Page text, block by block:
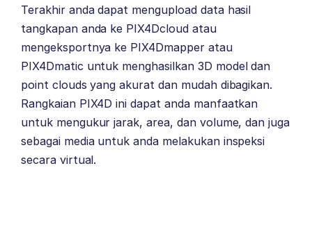
Terakhir anda dapat mengupload data hasil
tangkapan anda ke PIX4Dcloud atau
mengeksportnya ke PIX4Dmapper atau
PIX4Dmatic untuk menghasilkan 3D model dan
point clouds yang akurat dan mudah dibagikan.
Rangkaian PIX4D ini dapat anda manfaatkan
untuk mengukur jarak, area, dan volume, dan juga
sebagai media untuk anda melakukan inspeksi
secara virtual.